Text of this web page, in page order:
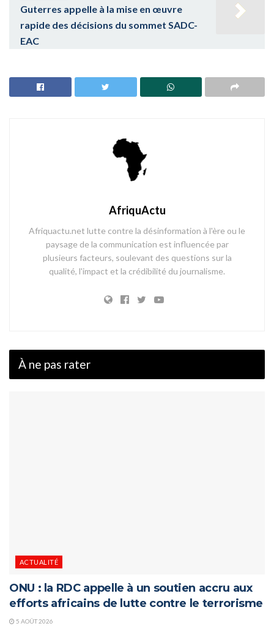
Guterres appelle à la mise en œuvre
rapide des décisions du sommet SADC-
EAC
AfriquActu
Afriquactu.net lutte contre la désinformation à l'ère ou le
paysage de la communication est influencée par
plusieurs facteurs, soulevant des questions sur la
qualité, l'impact et la crédibilité du journalisme.
À ne pas rater
ACTUALITÉ
ONU : la RDC appelle à un soutien accru aux
efforts africains de lutte contre le terrorisme
5 AOÛT 2026